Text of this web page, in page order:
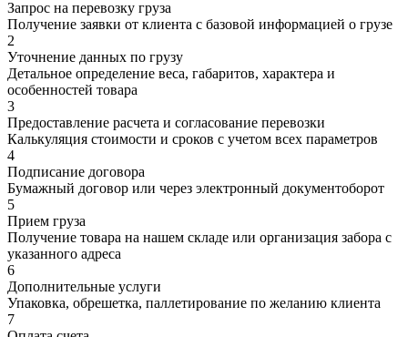
Запрос на перевозку груза
Получение заявки от клиента с базовой информацией о грузе
2
Уточнение данных по грузу
Детальное определение веса, габаритов, характера и
особенностей товара
3
Предоставление расчета и согласование перевозки
Калькуляция стоимости и сроков с учетом всех параметров
4
Подписание договора
Бумажный договор или через электронный документоборот
5
Прием груза
Получение товара на нашем складе или организация забора с
указанного адреса
6
Дополнительные услуги
Упаковка, обрешетка, паллетирование по желанию клиента
7